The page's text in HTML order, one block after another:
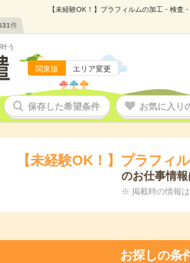
【未経験OK！】プラフィルムの加工・検
件
う
関東版 エリア変更
保存した希望条件 お気に入り
【未経験OK！】プラフィ
のお仕事情報
※ 掲載時の情報は
お探しの条